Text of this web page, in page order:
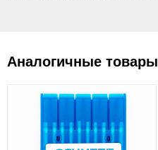
Аналогичные товары